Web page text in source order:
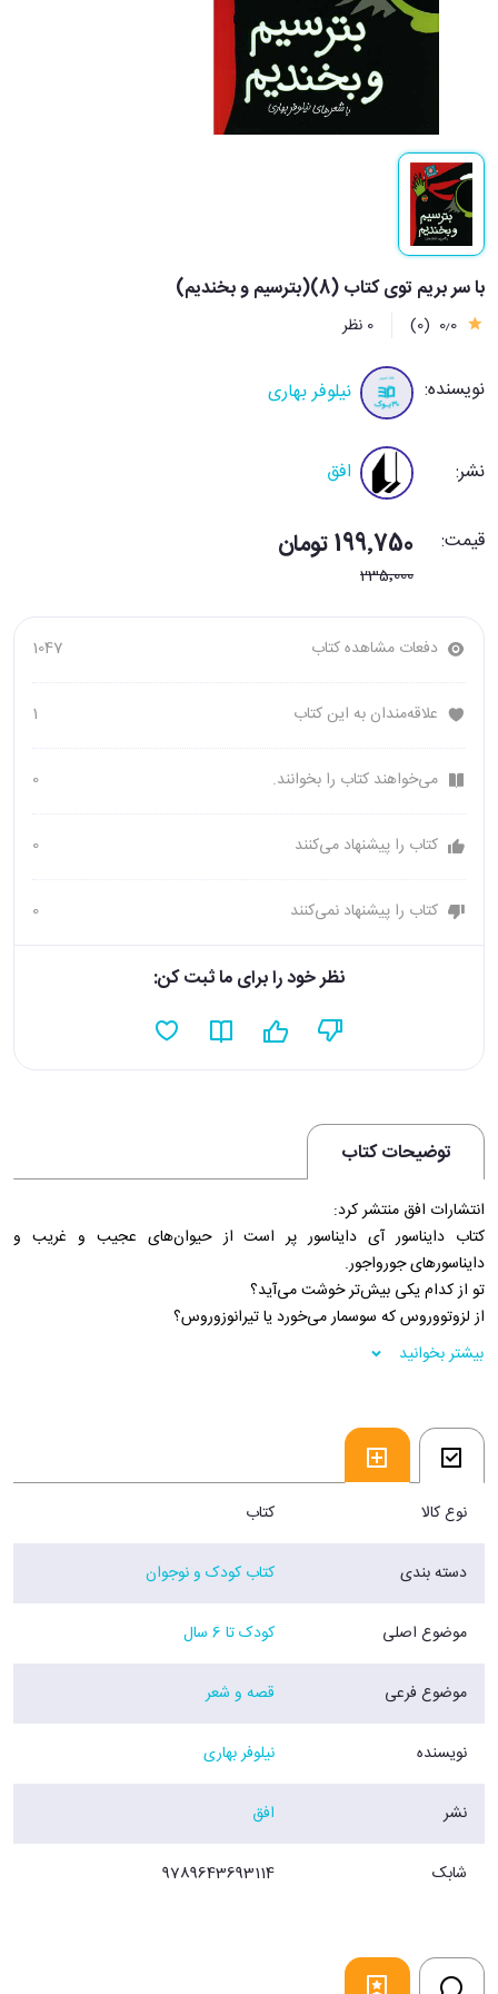
با سر بریم توی کتاب (8)(بترسیم و بخندیم)
0٫0 (0) 0 نظر
نویسنده: نیلوفر بهاری
نشر: افق
قیمت: 199٬750 تومان
235٬000
دفعات مشاهده کتاب 1047
علاقه‌مندان به این کتاب 1
می‌خواهند کتاب را بخوانند. 0
کتاب را پیشنهاد می‌کنند 0
کتاب را پیشنهاد نمی‌کنند 0
نظر خود را برای ما ثبت کن:
توضیحات کتاب
انتشارات افق منتشر کرد:
کتاب دایناسور آی دایناسور پر است از حیوان‌های عجیب و غریب و
دایناسورهای جورواجور.
تو از کدام یکی بیش‌تر خوشت می‌آید؟
از لزوتووروس که سوسمار می‌خورد یا تیرانوزوروس؟
فروشگاه اینترنتی 30بوک
بیشتر بخوانید
نوع کالا کتاب
دسته بندی کتاب کودک و نوجوان
موضوع اصلی کودک تا 6 سال
موضوع فرعی قصه و شعر
نویسنده نیلوفر بهاری
نشر افق
شابک 9789643693114